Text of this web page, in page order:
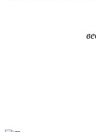
ведущий